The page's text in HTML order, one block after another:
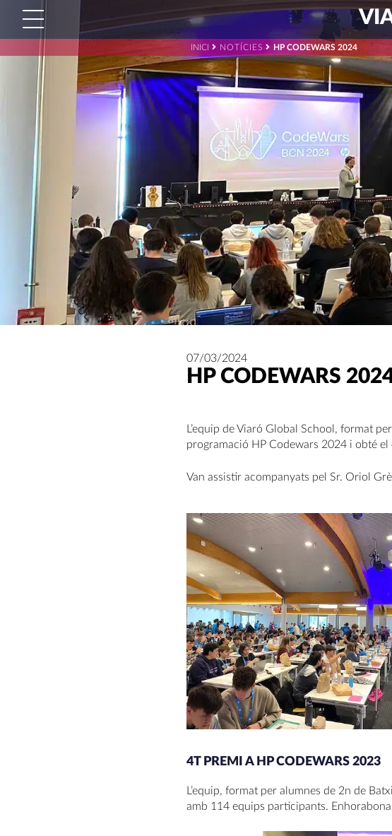
Cerca:'
INICI NOTÍCIES HP CODEWARS 2024
07/03/2024
HP CODEWARS
L’equip de Viaró Global School, format
programació HP Codewars 2024 i obté el
Van assistir acompanyats pel Sr. Oriol
4T PREMI A HP CODEWARS 2023
L’equip, format per alumnes de 2n de
amb 114 equips participants.